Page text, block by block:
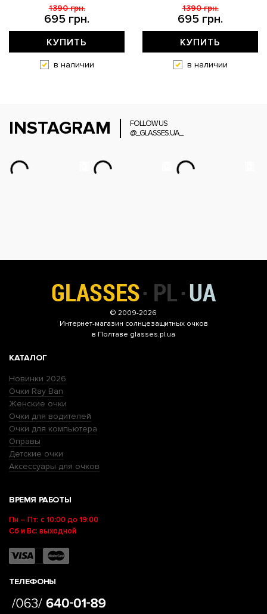
695 грн.
1390 грн.
КУПИТЬ
в наличии
695 грн.
1390 грн.
КУПИТЬ
в наличии
INSTAGRAM
FOLLOW US
@_GLASSES.UA_
© 2009-2026
Интернет-магазин солнцезащитных очков
в Полтаве glasses.pl.ua
КАТАЛОГ
Новинки 2026
Очки Ray Ban
Женские очки
Очки для водителей
Очки для компьютера
Оправы
Детские очки
Аксессуары для очков
ВРЕМЯ РАБОТЫ
Пн – Пт: с 10:00 до 19:00
Сб и Вс: выходной
ТЕЛЕФОНЫ